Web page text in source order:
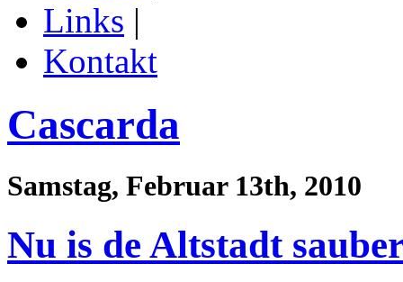
Links |
Kontakt
Cascarda
Samstag, Februar 13th, 2010
Nu is de Altstadt